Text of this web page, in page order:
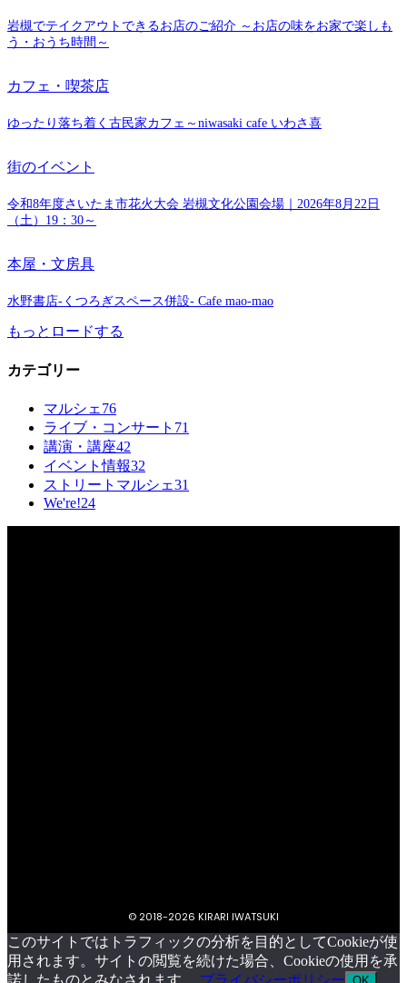
岩槻でテイクアウトできるお店のご紹介 ～お店の味をお家で楽しも
う・おうち時間～
カフェ・喫茶店
ゆったり落ち着く古民家カフェ～niwasaki cafe いわさ喜
街のイベント
令和8年度さいたま市花火大会 岩槻文化公園会場｜2026年8月22日
（土）19：30～
本屋・文房具
水野書店-くつろぎスペース併設- Cafe mao-mao
もっとロードする
カテゴリー
マルシェ 76
ライブ・コンサート 71
講演・講座42
イベント情報32
ストリートマルシェ31
We're!24
© 2018-2026 KIRARI IWATSUKI
このサイトではトラフィックの分析を目的としてCookieが使
用されます。サイトの閲覧を続けた場合、Cookieの使用を承
諾したものとみなされます。 プライバシーポリシー